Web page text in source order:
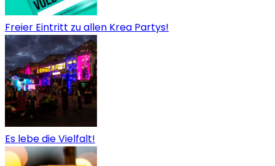
Freier Eintritt zu allen Krea Partys!
Es lebe die Vielfalt!